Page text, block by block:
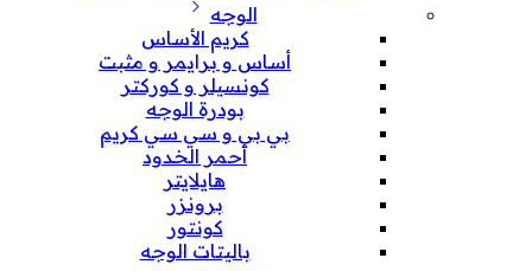
الوجه
كريم الأساس
أساس و برايمر و مثبت
كونسيلر و كوركتر
بودرة الوجه
بي بي و سي سي كريم
أحمر الخدود
هايلايتر
برونزر
كونتور
باليتات الوجه